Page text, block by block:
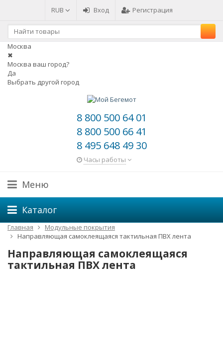
RUB Вход Регистрация
Москва
✖
Москва ваш город?
Да
Выбрать другой город
8 800 500 64 01
8 800 500 66 41
8 495 648 49 30
Часы работы
Меню
Каталог
Главная
Модульные покрытия
Направляющая самоклеящаяся тактильная ПВХ лента
Направляющая самоклеящаяся
тактильная ПВХ лента